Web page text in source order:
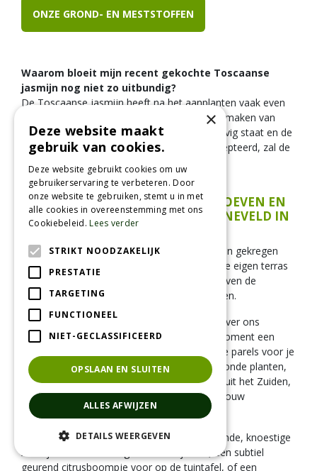
ONZE GROND- EN MESTSTOFFEN
Waarom bloeit mijn recent gekochte Toscaanse
jasmijn nog niet zo uitbundig?
De Toscaanse jasmijn heeft na het aanplanten vaak even
een seizoen nodig om al haar energie in het maken van
nieuwe wortels te steken. Zodra de plant stevig staat en de
bodem in het tweede jaar goed heeft geaccepteerd, zal de
bloei-explosie en de geur vanzelf losbarsten.
KOM DE MEDITERRANE SFEER PROEVEN EN
BELEVEN BIJ TUINCENTRUM SONNEVELD IN
WAGENBERG!
Heb je na het lezen van deze gids ook zo'n zin gekregen
om dat heerlijke, lome vakantiegevoel naar je eigen terras
of balkon te halen? Er gaat werkelijk niets boven de
zintuiglijke beleving van echte, levende planten.
Kom gezellig langs en wandel op je gemak over ons
sfeervolle buitenterrein. We hebben op dit moment een
gigantisch, vers assortiment aan mediterrane parels voor je
klaarstaan. De karren staan vol met kerngezonde planten,
rechtstreeks van de beste kwaliteitskwekers uit het Zuiden,
die barsten van de vitaliteit en klaar zijn om jouw
buitenruimte te transformeren.
Of je nu op zoek bent naar een indrukwekkende, knoestige
XL-olijfboom als koningsstuk voor je tuin, een subtiel
geurend citrusboompje voor op de tuintafel, of een
×
Deze website maakt
gebruik van cookies.
Deze website gebruikt cookies om uw
gebruikerservaring te verbeteren. Door
onze website te gebruiken, stemt u in met
alle cookies in overeenstemming met ons
Cookiebeleid.Lees verder
STRIKT NOODZAKELIJK
PRESTATIE
TARGETING
FUNCTIONEEL
NIET-GECLASSIFICEERD
OPSLAAN EN SLUITEN
ALLES AFWIJZEN
DETAILS WEERGEVEN